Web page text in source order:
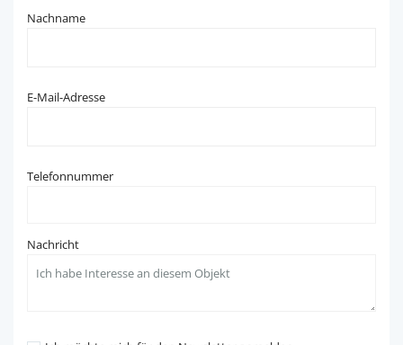
Nachname
E-Mail-Adresse
Telefonnummer
Nachricht